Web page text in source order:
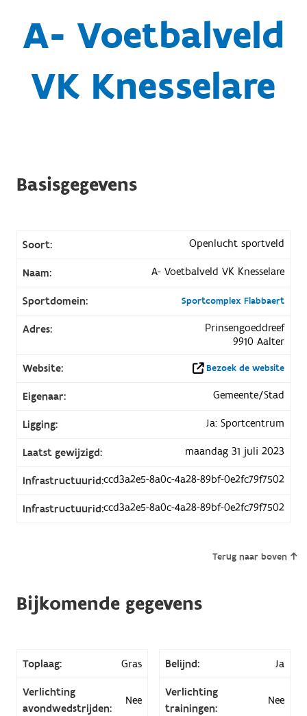
A- Voetbalveld
VK Knesselare
Basisgegevens
Soort: Openlucht sportveld
Naam: A- Voetbalveld VK Knesselare
Sportdomein: Sportcomplex Flabbaert
Adres:
Prinsengoeddreef
9910 Aalter
Website:
Bezoek de website
Eigenaar: Gemeente/Stad
Ligging: Ja: Sportcentrum
Laatst gewijzigd: maandag 31 juli 2023
Infrastructuurid:ccd3a2e5-8a0c-4a28-89bf-0e2fc79f7502
Infrastructuurid:ccd3a2e5-8a0c-4a28-89bf-0e2fc79f7502
Terug naar boven
Bijkomende gegevens
Toplaag: Gras Belijnd: Ja
Verlichting
avondwedstrijden:
Nee
Verlichting
trainingen:
Nee